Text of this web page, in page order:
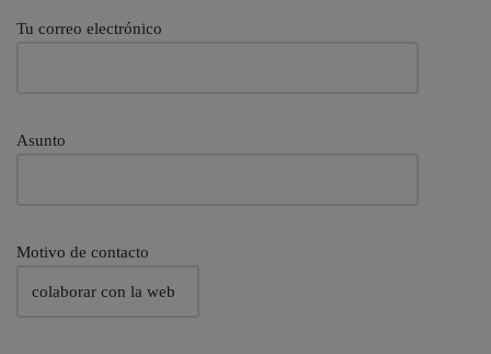
Tu correo electrónico
Asunto
Motivo de contacto